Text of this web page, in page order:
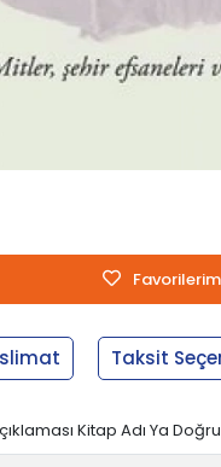
Taksit
Kitap Adı Ya